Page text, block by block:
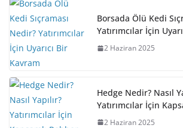
Borsada Ölü Kedi
Yatırımcılar İçin
2 Haziran 2025
Hedge Nedir? Nasıl
Yatırımcılar İçin
2 Haziran 2025